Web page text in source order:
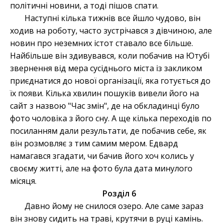
політичні новини, а тоді пішов спати.
Наступні кілька тижнів все йшло чудово, він
ходив на роботу, часто зустрічався з дівчиною, але
новин про неземних істот ставало все більше.
Найбільше він здивувався, коли побачив на Ютубі
звернення від мера сусіднього міста із закликом
приєднатися до нової організації, яка готується до
їх появи. Кілька хвилин пошуків вивели його на
сайт з назвою "Час змін", де на обкладинці було
фото чоловіка з його сну. А ще кілька переходів по
посиланням дали результати, де побачив себе, як
він розмовляє з тим самим мером. Едвард
намагався згадати, чи бачив його хоч колись у
своєму житті, але на фото була дата минулого
місяця.
Розділ 6
Давно йому не снилося озеро. Але саме зараз
він знову сидить на траві, крутячи в руці камінь.